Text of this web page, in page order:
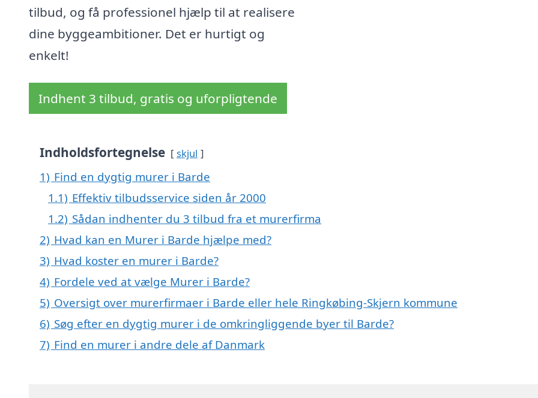
tilbud, og få professionel hjælp til at realisere
dine byggeambitioner. Det er hurtigt og
enkelt!
Indhent 3 tilbud, gratis og uforpligtende
Indholdsfortegnelse skjul
1) Find en dygtig murer i Barde
1.1) Effektiv tilbudsservice siden år 2000
1.2) Sådan indhenter du 3 tilbud fra et murerfirma
2) Hvad kan en Murer i Barde hjælpe med?
3) Hvad koster en murer i Barde?
4) Fordele ved at vælge Murer i Barde?
5) Oversigt over murerfirmaer i Barde eller hele Ringkøbing-Skjern kommune
6) Søg efter en dygtig murer i de omkringliggende byer til Barde?
7) Find en murer i andre dele af Danmark